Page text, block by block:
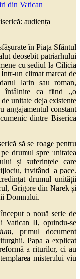
din Vatican
în Piața Sfântul
deosebit patriarhului
cu sediul la Cilicia
un climat marcat de
larin sau roman,
întâlnire ca fiind „o
unitate deja existente
angajamentul constant
dintre Biserica
să se roage pentru
drumul spre unitatea
și suferințele care
invitând la pace.
drumul unității
Grigore din Narek și
Domnului.
o nouă serie de
Vatican II, oprindu-se
, primul document
Papa a explicat
a riturilor, ci au
misterului viu